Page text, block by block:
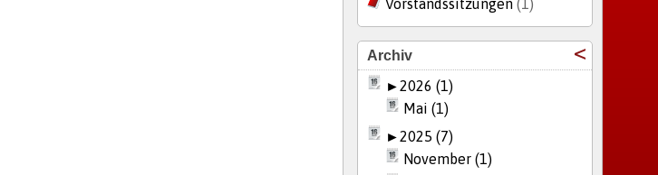
Vorstandssitzungen (1)
Archiv
►2026 (1)
Mai (1)
►2025 (7)
November (1)